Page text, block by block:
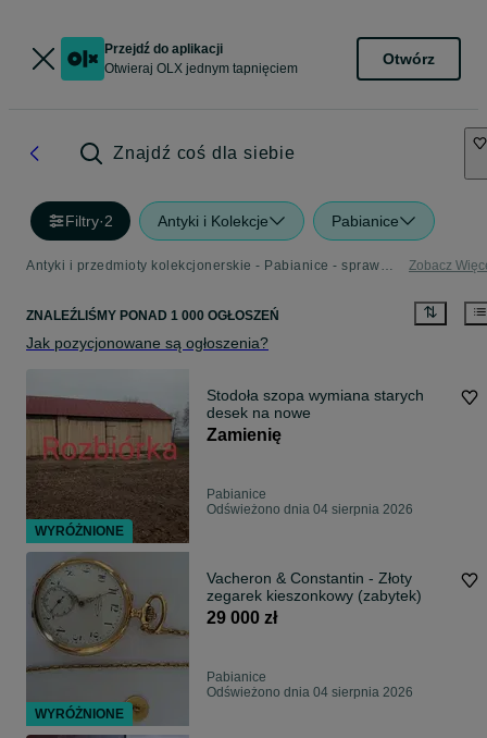
Przejdź do aplikacji
Otwieraj OLX jednym tapnięciem
Otwórz
Znajdź coś dla siebie
Filtry·2 Antyki i Kolekcje Pabianice
Antyki i przedmioty kolekcjonerskie - Pabianice - sprawdź ogłoszenia w Twojej okolicy Zobacz
ZNALEŹLIŚMY PONAD 1 000 OGŁOSZEŃ
Jak pozycjonowane są ogłoszenia?
Stodoła szopa wymiana starych
desek na nowe
Zamienię
Pabianice
Odświeżono dnia 04 sierpnia 2026
Vacheron & Constantin - Złoty
zegarek kieszonkowy (zabytek)
29 000 zł
Pabianice
Odświeżono dnia 04 sierpnia 2026
WYRÓŻNIONE
WYRÓŻNIONE